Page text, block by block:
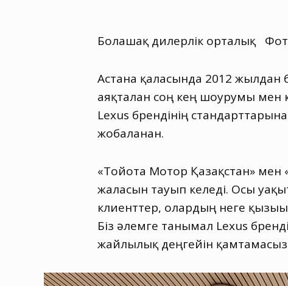
Болашақ дилерлік орталық
Астана қаласында 2012 жылдан
аяқталған соң кең шоурумы мен
Lexus брендінің
жобаланған.
«Тойота Мотор Қазақстан» мен
жалғасын тауып келеді. Осы
клиенттер, олардың неге
Біз әлемге танымал Leхus
жайлылық деңгейін қамтамасыз